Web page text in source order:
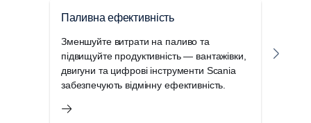
Паливна ефективність
Зменшуйте витрати на паливо та
підвищуйте продуктивність — вантажівки,
двигуни та цифрові інструменти Scania
забезпечують відмінну ефективність.